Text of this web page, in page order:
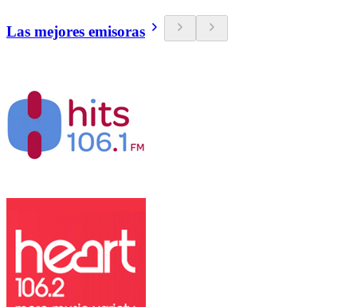
Las mejores emisoras